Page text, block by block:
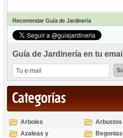
Recomendar Guía de Jardinería
Guía de Jardinería en tu email
Categorías
Arboles
Arbustos
Azaleas y
Begonias